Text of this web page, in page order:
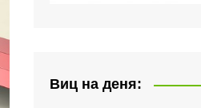
Виц на деня: